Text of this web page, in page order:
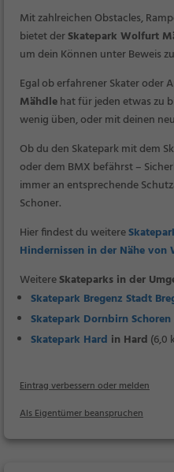
Mit zahlreichen Obstacles,
bietet derSkatepark Wolfurt
um dein Können unter Beweis
Egal ob erfahrener Skater oder
Mähdlehat für jeden etwas zu
wenig üben, oder mit deinen
Ob du den Skatepark mit dem
oder dem BMX befährst –
immer an entsprechende
Schoner.
Hier findest du weitere
Hindernissen in der Nähe von
WeitereSkateparks in der
Skatepark Bregenz Stadt
Skatepark Dornbirn Schoren
Skatepark Hard in Hard (6,0
Eintrag verbessern oder melden
Als Eigentümer beanspruchen